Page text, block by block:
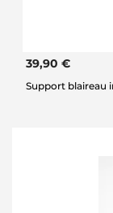
39,90 €
Support blaireau